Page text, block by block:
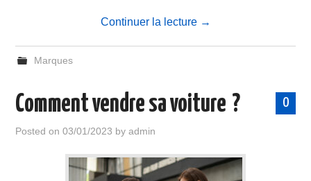
Continuer la lecture →
Marques
0
Comment vendre sa voiture ?
Posted on03/01/2023 byadmin